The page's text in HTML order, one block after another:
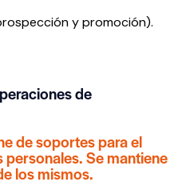
y promoción).
de
de soportes para el
Se mantiene
los mismos.